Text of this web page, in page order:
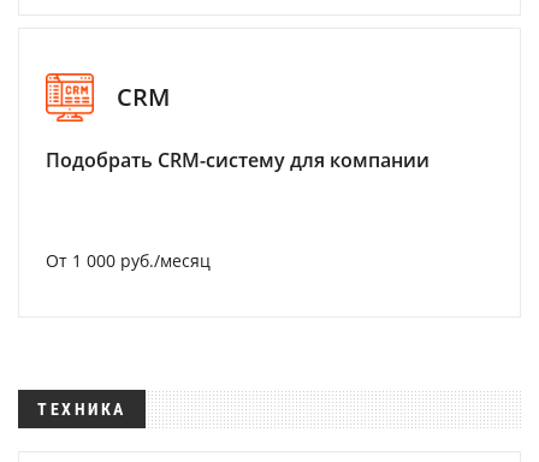
CRM
Подобрать CRM-систему для компании
От 1 000 руб./месяц
ТЕХНИКА